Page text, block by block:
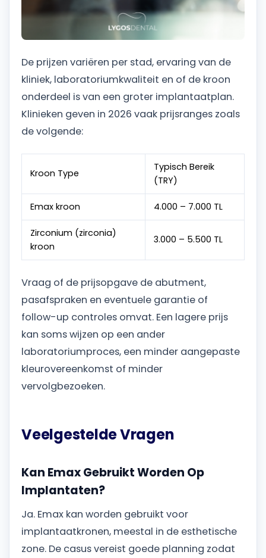
De prijzen variëren per stad, ervaring van de
kliniek, laboratoriumkwaliteit en of de kroon
onderdeel is van een groter implantaatplan.
Klinieken geven in 2026 vaak prijsranges zoals
de volgende:
Kroon Type
Typisch Bereik
(TRY)
Emax kroon 4.000 – 7.000 TL
Zirconium (zirconia)
kroon
3.000 – 5.500 TL
Vraag of de prijsopgave de abutment,
pasafspraken en eventuele garantie of
follow-up controles omvat. Een lagere prijs
kan soms wijzen op een ander
laboratoriumproces, een minder aangepaste
kleurovereenkomst of minder
vervolgbezoeken.
Veelgestelde Vragen
Kan Emax Gebruikt Worden Op
Implantaten?
Ja. Emax kan worden gebruikt voor
implantaatkronen, meestal in de esthetische
zone. De casus vereist goede planning zodat